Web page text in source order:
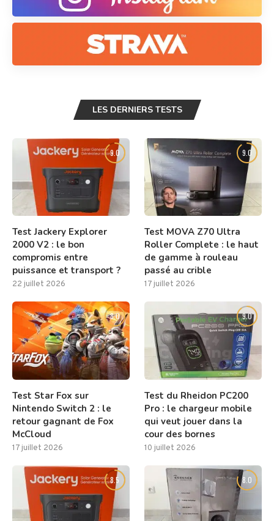
LES DERNIERS TESTS
9.0
Test Jackery Explorer
2000 V2 : le bon
compromis entre
puissance et transport ?
22 juillet 2026
9.0
Test MOVA Z70 Ultra
Roller Complete : le haut
de gamme à rouleau
passé au crible
17 juillet 2026
8.0
Test Star Fox sur
Nintendo Switch 2 : le
retour gagnant de Fox
McCloud
17 juillet 2026
9.0
Test du Rheidon PC200
Pro : le chargeur mobile
qui veut jouer dans la
cour des bornes
10 juillet 2026
8.5 8.0